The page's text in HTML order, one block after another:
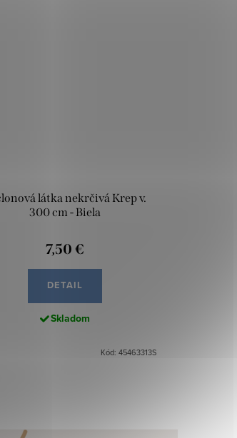
látka nekrčivá Krep v.
300 cm - Biela
7,50 €
DETAIL
Skladom
Kód: 45463313S